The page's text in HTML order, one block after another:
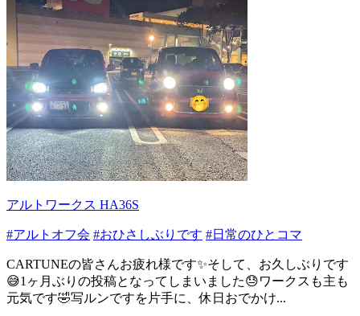
アルトワークス HA36S
#アルトオフ会 #おひさしぶりです #日常のひとコマ
CARTUNEの皆さんお疲れ様です✨そして、お久しぶりです
😅1ヶ月ぶりの投稿となってしまいました😓ワークスも主も
元気です🤣写ルンですを片手に、休日おでかけ...